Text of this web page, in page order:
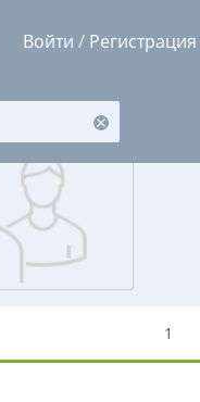
Войти / Регистрация
1